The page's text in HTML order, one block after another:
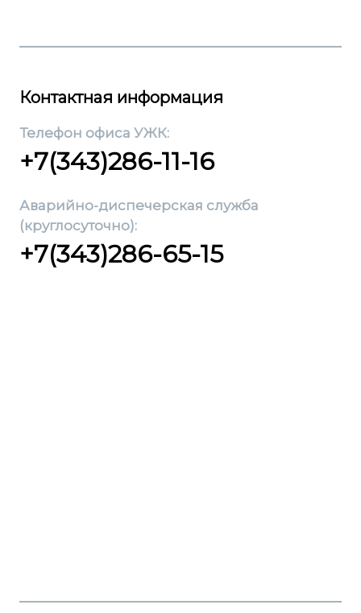
Контактная информация
Телефон офиса УЖК:
+7(343)286-11-16
Аварийно-диспечерская служба
(круглосуточно):
+7(343)286-65-15